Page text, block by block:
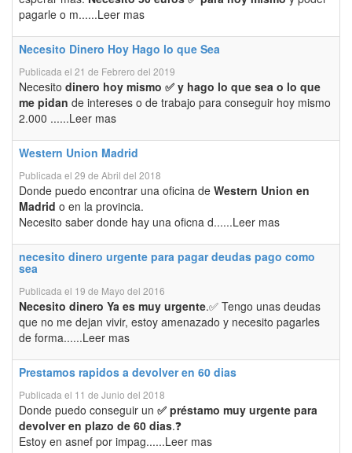
pagarle o m......Leer mas
Necesito Dinero Hoy Hago lo que Sea
Publicada el 21 de Febrero del 2019
Necesito dinero hoy mismo ✅ y hago lo que sea o lo que
me pidan de intereses o de trabajo para conseguir hoy mismo
2.000 ......Leer mas
Western Union Madrid
Publicada el 29 de Abril del 2018
Donde puedo encontrar una oficina de Western Union en
Madrid o en la provincia.
Necesito saber donde hay una oficna d......Leer mas
necesito dinero urgente para pagar deudas pago como
sea
Publicada el 19 de Mayo del 2016
Necesito dinero Ya es muy urgente.✅ Tengo unas deudas
que no me dejan vivir, estoy amenazado y necesito pagarles
de forma......Leer mas
Prestamos rapidos a devolver en 60 dias
Publicada el 11 de Junio del 2018
Donde puedo conseguir un ✅ préstamo muy urgente para
devolver en plazo de 60 dias.❓
Estoy en asnef por impag......Leer mas